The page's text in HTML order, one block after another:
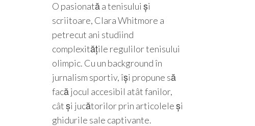
O pasionată a tenisului și
scriitoare, Clara Whitmore a
petrecut ani studiind
complexitățile regulilor tenisului
olimpic. Cu un background în
jurnalism sportiv, își propune să
facă jocul accesibil atât fanilor,
cât și jucătorilor prin articolele și
ghidurile sale captivante.